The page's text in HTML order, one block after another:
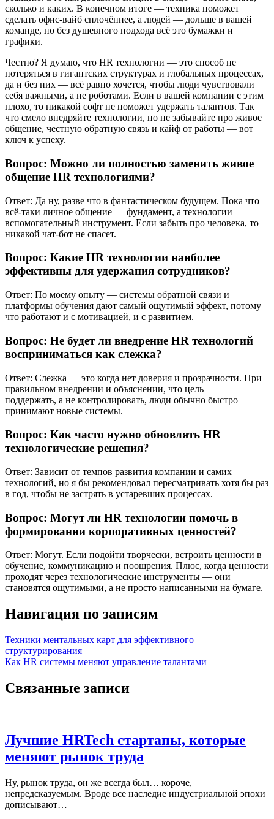
сколько и каких. В конечном итоге — техника поможет
сделать офис-вайб сплочённее, а людей — дольше в вашей
команде, но без душевного подхода всё это бумажки и
графики.
Честно? Я думаю, что HR технологии — это способ не
потеряться в гигантских структурах и глобальных процессах,
да и без них — всё равно хочется, чтобы люди чувствовали
себя важными, а не роботами. Если в вашей компании с этим
плохо, то никакой софт не поможет удержать талантов. Так
что смело внедряйте технологии, но не забывайте про живое
общение, честную обратную связь и кайф от работы — вот
ключ к успеху.
Вопрос: Можно ли полностью заменить живое
общение HR технологиями?
Ответ: Да ну, разве что в фантастическом будущем. Пока что
всё-таки личное общение — фундамент, а технологии —
вспомогательный инструмент. Если забыть про человека, то
никакой чат-бот не спасет.
Вопрос: Какие HR технологии наиболее
эффективны для удержания сотрудников?
Ответ: По моему опыту — системы обратной связи и
платформы обучения дают самый ощутимый эффект, потому
что работают и с мотивацией, и с развитием.
Вопрос: Не будет ли внедрение HR технологий
восприниматься как слежка?
Ответ: Слежка — это когда нет доверия и прозрачности. При
правильном внедрении и объяснении, что цель —
поддержать, а не контролировать, люди обычно быстро
принимают новые системы.
Вопрос: Как часто нужно обновлять HR
технологические решения?
Ответ: Зависит от темпов развития компании и самих
технологий, но я бы рекомендовал пересматривать хотя бы раз
в год, чтобы не застрять в устаревших процессах.
Вопрос: Могут ли HR технологии помочь в
формировании корпоративных ценностей?
Ответ: Могут. Если подойти творчески, встроить ценности в
обучение, коммуникацию и поощрения. Плюс, когда ценности
проходят через технологические инструменты — они
становятся ощутимыми, а не просто написанными на бумаге.
Навигация по записям
Техники ментальных карт для эффективного
структурирования
Как HR системы меняют управление талантами
Связанные записи
Лучшие HRTech стартапы, которые
меняют рынок труда
Ну, рынок труда, он же всегда был… короче,
непредсказуемым. Вроде все наследие индустриальной эпохи
дописывают…